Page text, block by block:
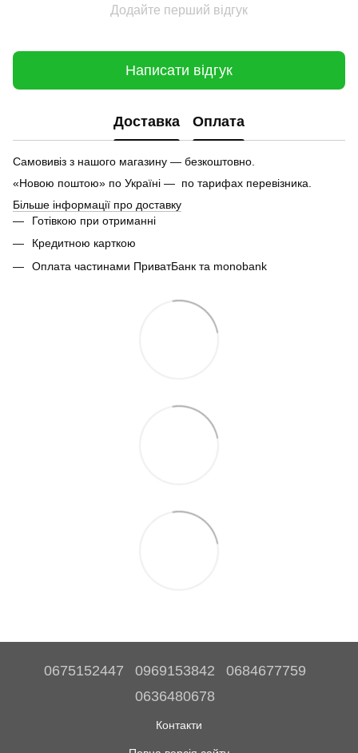
Додайте перший відгук
Написати відгук
Доставка Оплата
Самовивіз з нашого магазину — безкоштовно.
«Новою поштою» по Україні — по тарифах перевізника.
Більше інформації про доставку
Готівкою при отриманні
Кредитною карткою
Оплата частинами ПриватБанк та monobank
0675152447 0969153842
0684677759
0636480678
Контакти